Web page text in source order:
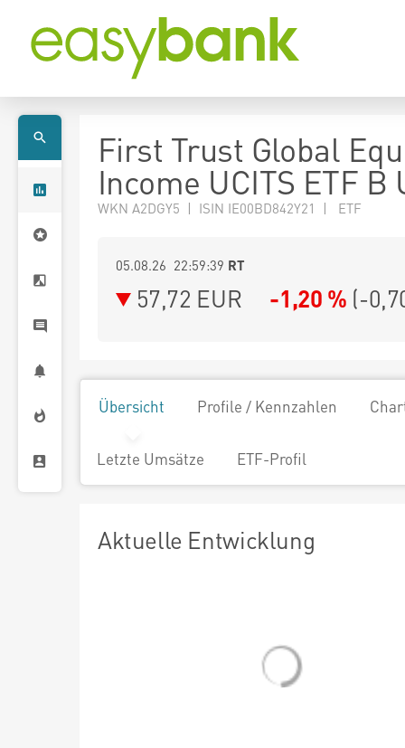
First Trust Global
Income UCITS ETF B
WKN A2DGY5 | ISIN IE00BD842Y21 | ETF
05.08.26 22:59:39 RT
57,72 EUR -1,20 % (-
Übersicht Profile / Kennzahlen
Letzte Umsätze ETF-Profil
Aktuelle Entwicklung